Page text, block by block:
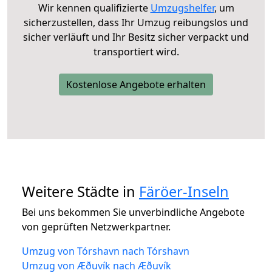
Wir kennen qualifizierte Umzugshelfer, um
sicherzustellen, dass Ihr Umzug reibungslos und
sicher verläuft und Ihr Besitz sicher verpackt und
transportiert wird.
Kostenlose Angebote erhalten
Weitere Städte in Färöer-Inseln
Bei uns bekommen Sie unverbindliche Angebote
von geprüften Netzwerkpartner.
Umzug von Tórshavn nach Tórshavn
Umzug von Æðuvík nach Æðuvík